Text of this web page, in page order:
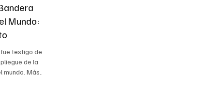
Mundo:
testigo de
de la
mundo. Más